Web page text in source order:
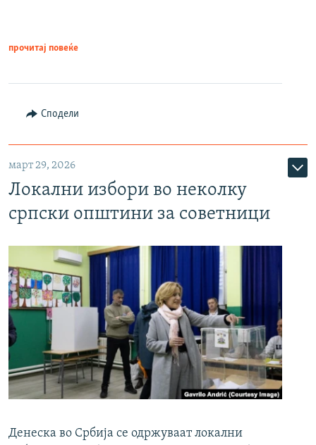
прочитај повеќе
Сподели
март 29, 2026
Локални избори во неколку
српски општини за советници
Денеска во Србија се одржуваат локални